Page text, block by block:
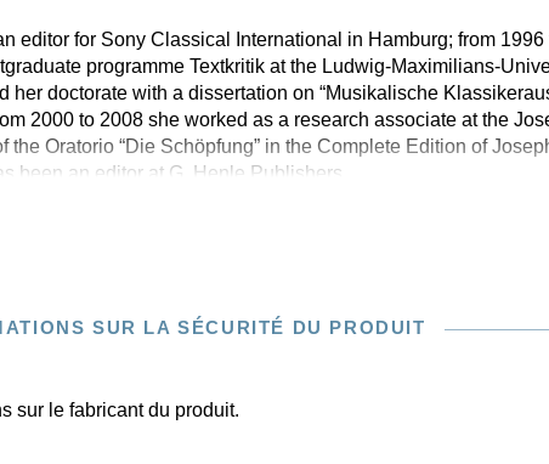
editor for Sony Classical International in Hamburg; from
programme Textkritik at the Ludwig-Maximilians-
her doctorate with a dissertation on “Musikalische
2000 to 2008 she worked as a research associate at the
Oratorio “Die Schöpfung” in the Complete Edition of
been an editor at G. Henle Publishers
SUR LA SÉCURITÉ DU PRODUIT
sur le fabricant du produit.